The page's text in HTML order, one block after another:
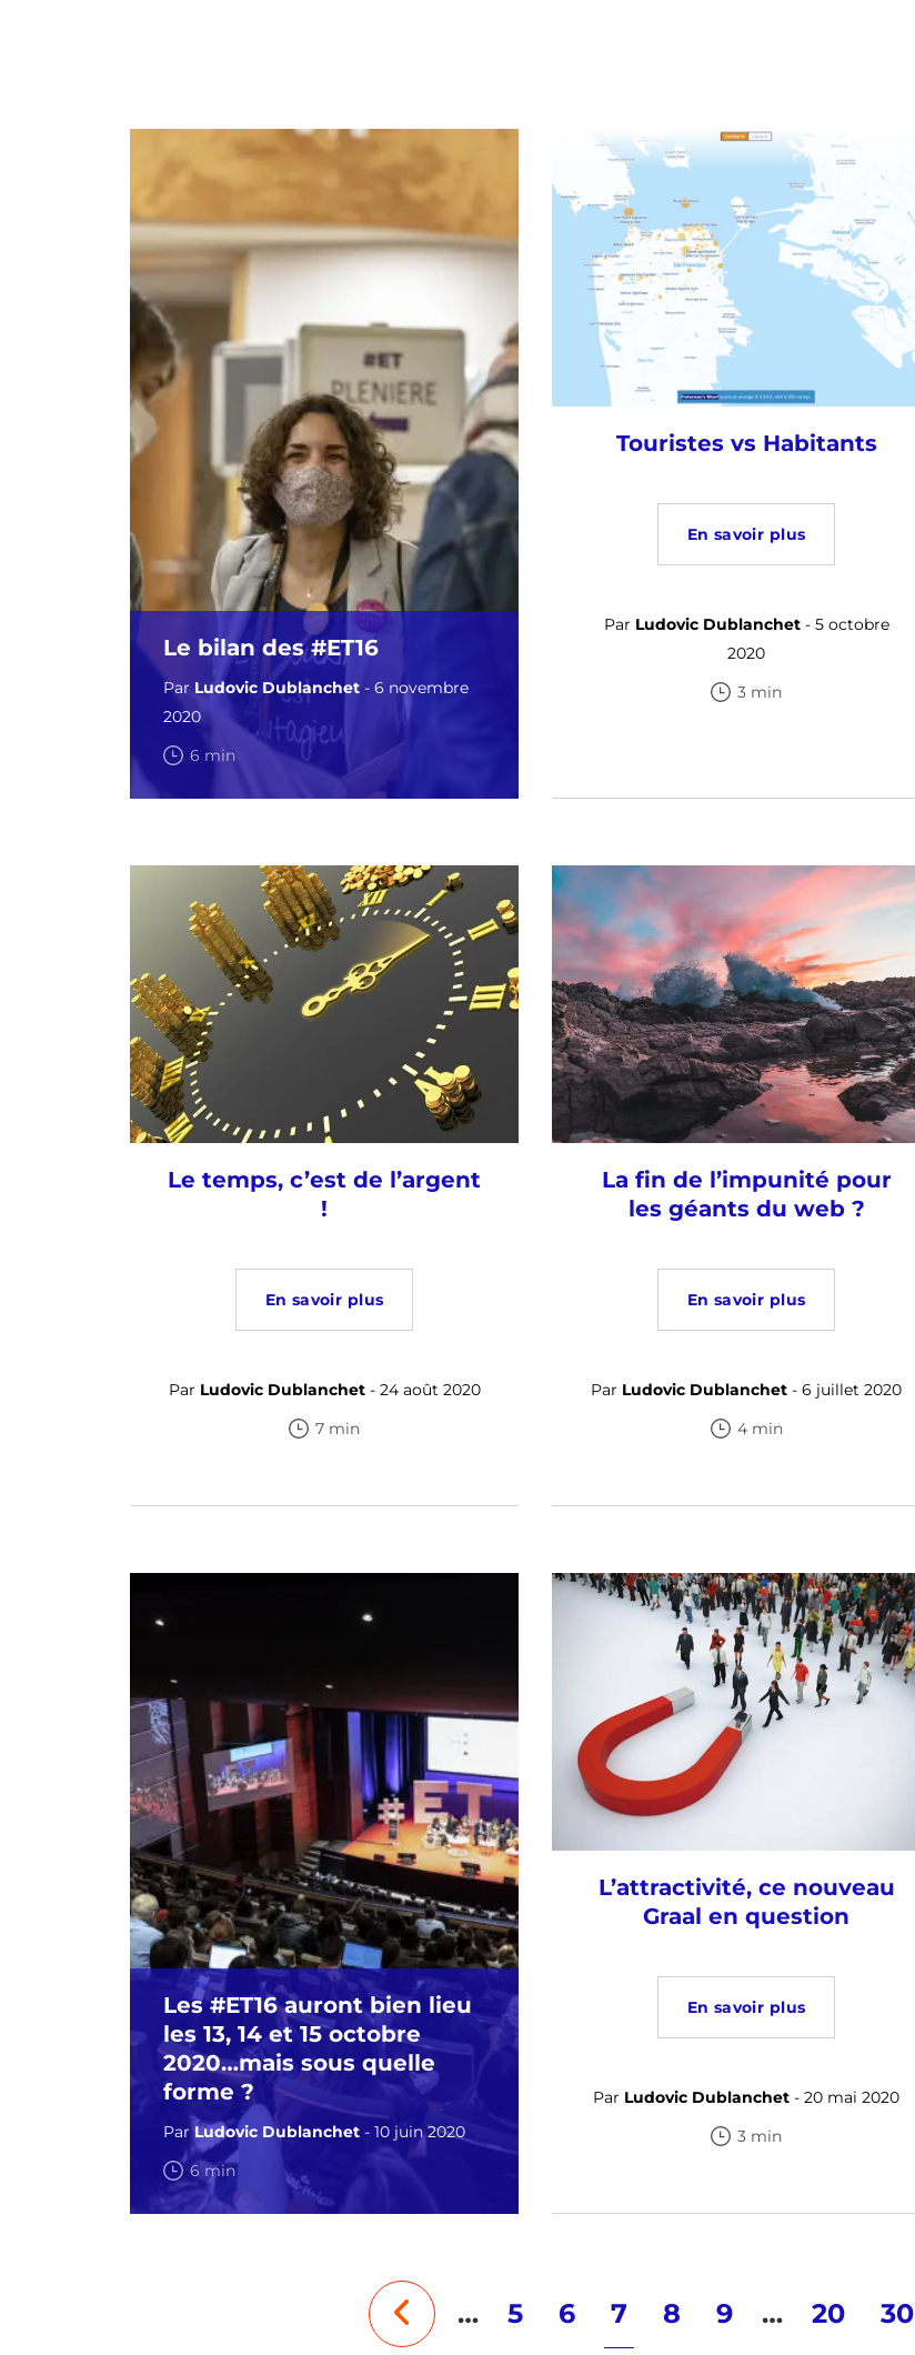
Le bilan des #ET16
Par Ludovic Dublanchet - 6 novembre
2020
6 min
Touristes vs Habitants
En savoir plus
Par Ludovic Dublanchet- 5 octobre
2020
3 min
Le temps, c’est de l’argent
!
En savoir plus
Par Ludovic Dublanchet- 24 août 2020
7 min
La fin de l’impunité pour
les géants du web ?
En savoir plus
Par Ludovic Dublanchet - 6 juillet 2020
4 min
Les #ET16 auront bien lieu
les 13, 14 et 15 octobre
2020…mais sous quelle
forme ?
Par Ludovic Dublanchet - 10 juin 2020
6 min
L’attractivité, ce nouveau
Graal en question
En savoir plus
Par Ludovic Dublanchet - 20 mai 2020
3 min
… 5 6 7 8 9 … 20 30